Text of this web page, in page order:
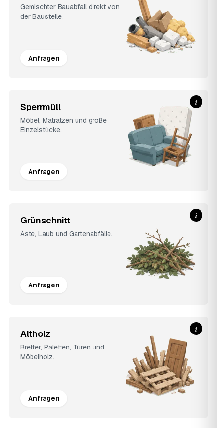
Gemischter Bauabfall direkt von
der Baustelle.
Anfragen
Sperrmüll
Möbel, Matratzen und große
Einzelstücke.
Anfragen
i
Grünschnitt
Äste, Laub und Gartenabfälle.
Anfragen
i
Altholz
Bretter, Paletten, Türen und
Möbelholz.
Anfragen
i